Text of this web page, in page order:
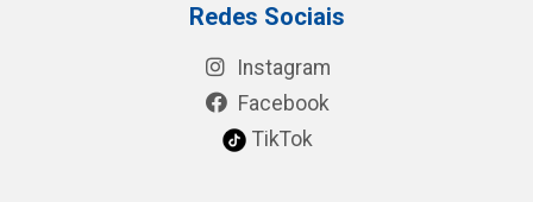
Redes Sociais
Instagram
Facebook
TikTok